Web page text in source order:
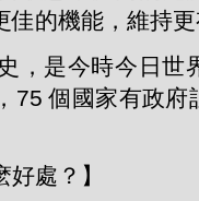
佳的機能，維持
，是今時今日世
75 個國家有政府
處？】